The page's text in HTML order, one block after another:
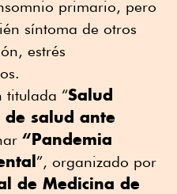
primario, pero
síntoma de otros
estrés
titulada “Salud
salud ante
“Pandemia
”, organizado por
de Medicina de